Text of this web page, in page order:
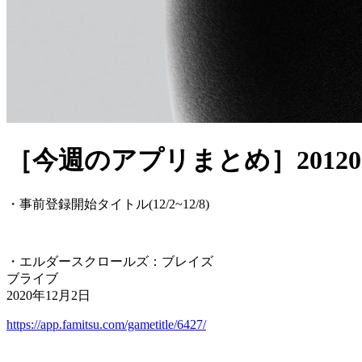
［今週のアプリまとめ］
・事前登録開始タイトル(12/2~12/8)
・エルダースクロールズ：ブレイズ
ブライブ
2020年12月2日
https://app.famitsu.com/gametitle/6427/